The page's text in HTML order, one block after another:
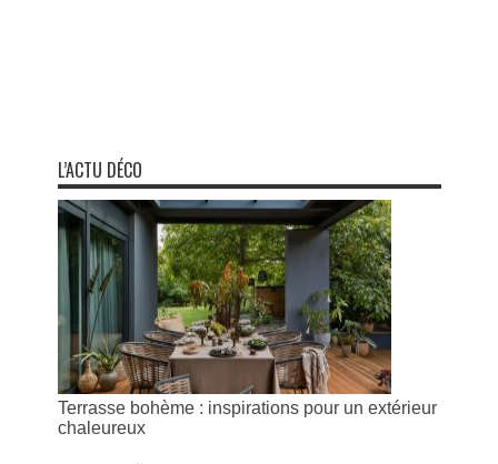
L’ACTU DÉCO
Terrasse bohème : inspirations pour un extérieur
chaleureux